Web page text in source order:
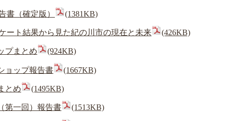
書（確定版） (1381KB)
ート結果から見た紀の川市の現在と未来 (426KB)
プまとめ (924KB)
ョップ報告書 (1667KB)
とめ (1495KB)
第一回）報告書 (1513KB)